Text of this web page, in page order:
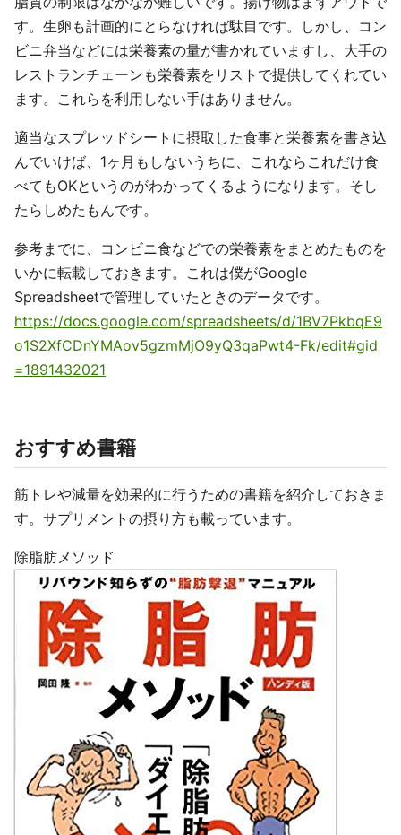
す。生卵も計画的にとらなければ駄目です。しかし、コン
ビニ弁当などには栄養素の量が書かれていますし、大手の
レストランチェーンも栄養素をリストで提供してくれてい
ます。これらを利用しない手はありません。
適当なスプレッドシートに摂取した食事と栄養素を書き込
んでいけば、1ヶ月もしないうちに、これならこれだけ食
べてもOKというのがわかってくるようになります。そし
たらしめたもんです。
参考までに、コンビニ食などでの栄養素をまとめたものを
いかに転載しておきます。これは僕がGoogle
Spreadsheetで管理していたときのデータです。
https://docs.google.com/spreadsheets/d/1BV7PkbqE9
o1S2XfCDnYMAov5gzmMjO9yQ3qaPwt4-Fk/edit#gid
=1891432021
おすすめ書籍
筋トレや減量を効果的に行うための書籍を紹介しておきま
す。サプリメントの摂り方も載っています。
除脂肪メソッド